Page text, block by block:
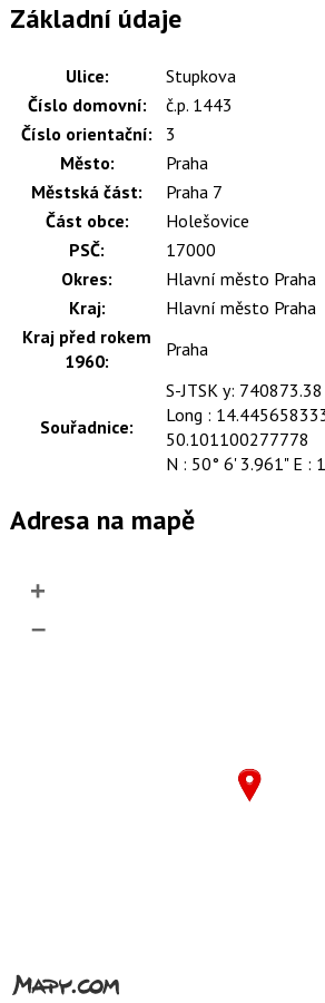
Základní údaje
Ulice:
Stupkova
Číslo domovní:
č.p. 1443
Číslo orientační:
3
Město:
Praha
Městská část:
Praha 7
Část obce:
Holešovice
PSČ:
17000
Okres:
Hlavní město Praha
Kraj:
Hlavní město Praha
Kraj před rokem
1960:
Praha
Souřadnice:
S-JTSK y:
Long :
50.101100277778
N : 50° 6' 3.961" E :
Adresa na mapě
+
–